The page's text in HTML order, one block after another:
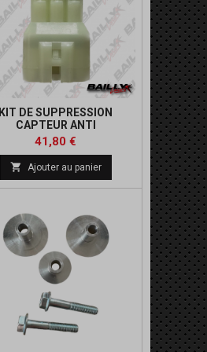
KIT DE SUPPRESSION
CAPTEUR ANTI
RETOURNEMENT YFZR
Prix
41,80 €
 Ajouter au panier